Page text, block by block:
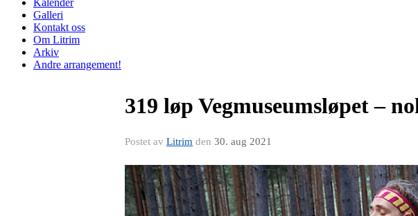
Kalender
Galleri
Kontakt oss
Om Litrim
Arkiv
Andre arrangement!
319 løp Vegmuseumsløpet –
Postet av Litrim den 30. aug 2021